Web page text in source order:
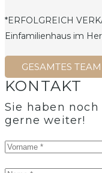
*ERFOLGREICH
Einfamilienhaus im
GESAMTES TEAM
KONTAKT
Sie haben
gerne weiter!​